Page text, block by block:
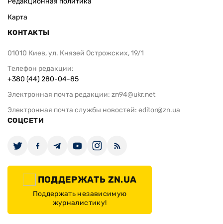
Карта
КОНТАКТЫ
01010 Киев, ул. Князей Острожских, 19/1
Телефон редакции:
+380 (44) 280-04-85
Электронная почта редакции: zn94@ukr.net
Электронная почта службы новостей: editor@zn.ua
СОЦСЕТИ
ПОДДЕРЖАТЬ ZN.UA
Поддержать независимую
журналистику!